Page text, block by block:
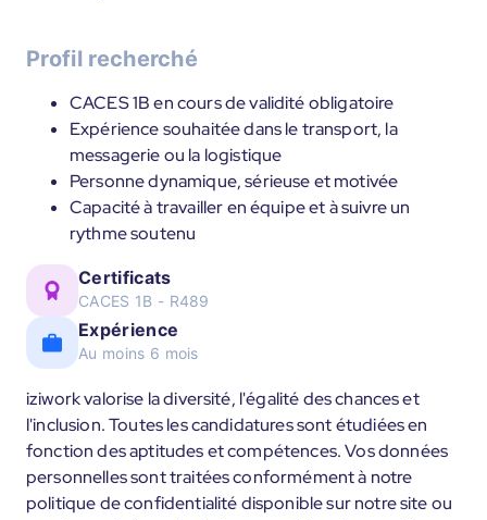
Profil recherché
CACES 1B en cours de validité obligatoire
Expérience souhaitée dans le transport, la
messagerie ou la logistique
Personne dynamique, sérieuse et motivée
Capacité à travailler en équipe et à suivre un
rythme soutenu
Certificats
CACES 1B - R489
Expérience
Au moins 6 mois
iziwork valorise la diversité, l'égalité des chances et
l'inclusion. Toutes les candidatures sont étudiées en
fonction des aptitudes et compétences. Vos données
personnelles sont traitées conformément à notre
politique de confidentialité disponible sur notre site ou